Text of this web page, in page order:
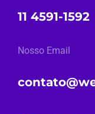
11 4591-1592
Nosso Email